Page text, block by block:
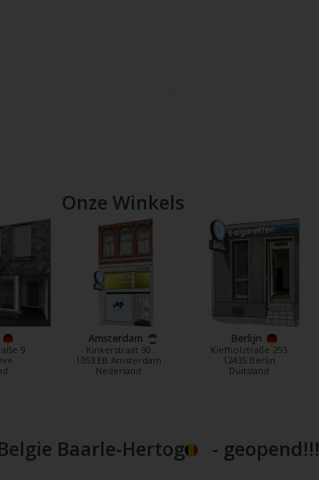
Onze Winkels
9
Amsterdam
Kinkerstraat 90
1053 EB Amsterdam
Nederland
Berlijn
Kiefholztraße 253
12435 Berlin
Duitsland
Baarle-Hertog - geopend!!!